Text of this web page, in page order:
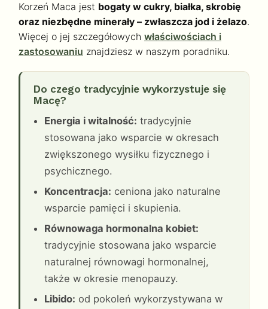
Korzeń Maca jest bogaty w cukry, białka, skrobię
oraz niezbędne minerały – zwłaszcza jod i żelazo.
Więcej o jej szczegółowych właściwościach i
zastosowaniu znajdziesz w naszym poradniku.
Do czego tradycyjnie wykorzystuje się
Macę?
Energia i witalność: tradycyjnie
stosowana jako wsparcie w okresach
zwiększonego wysiłku fizycznego i
psychicznego.
Koncentracja: ceniona jako naturalne
wsparcie pamięci i skupienia.
Równowaga hormonalna kobiet:
tradycyjnie stosowana jako wsparcie
naturalnej równowagi hormonalnej,
także w okresie menopauzy.
Libido: od pokoleń wykorzystywana w